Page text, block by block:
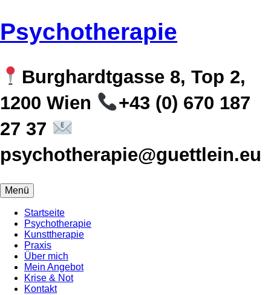
Inhalt
springen
Psychotherapie
Burghardtgasse 8, Top 2,
1200 Wien
+43 (0) 670 187
27 37
psychotherapie@guettlein.eu
Menü
Startseite
Psychotherapie
Kunsttherapie
Praxis
Über mich
Mein Angebot
Krise & Not
Kontakt